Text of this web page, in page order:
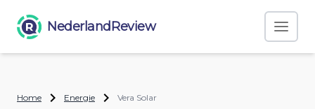
NederlandReview
Home Energie Vera Solar